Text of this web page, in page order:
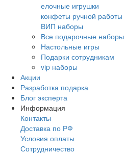
елочные игрушки
конфеты ручной работы
ВИП наборы
Все подарочные наборы
Настольные игры
Подарки сотрудникам
vip наборы
Акции
Разработка подарка
Блог эксперта
Информация
Контакты
Доставка по РФ
Условия оплаты
Сотрудничество